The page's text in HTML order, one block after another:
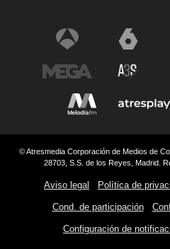
© Atresmedia Corporación de Medios de
28703, S.S. de los Reyes, Madrid.
Aviso legal Política de
Cond. de participación
Configuración de